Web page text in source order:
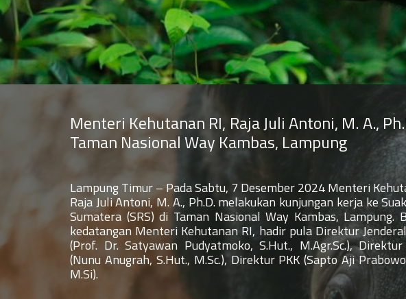
Menteri Kehutanan RI, Raja Juli Antoni, M. A.,
Taman Nasional Way Kambas, Lampung
Lampung Timur – Pada Sabtu, 7 Desember 2024 Menteri
Raja Juli Antoni, M. A., Ph.D. melakukan kunjungan kerja ke
Sumatera (SRS) di Taman Nasional Way Kambas, Lampung.
kedatangan Menteri Kehutanan RI, hadir pula Direktur
(Prof. Dr. Satyawan Pudyatmoko, S.Hut., M.Agr.Sc.), Direktur
(Nunu Anugrah, S.Hut., M.Sc.), Direktur PKK (Sapto Aji
M.Si).